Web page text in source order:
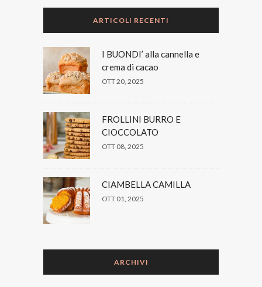
ARTICOLI RECENTI
I BUONDI’ alla cannella e
crema di cacao
OTT 20, 2025
FROLLINI BURRO E
CIOCCOLATO
OTT 08, 2025
CIAMBELLA CAMILLA
OTT 01, 2025
ARCHIVI